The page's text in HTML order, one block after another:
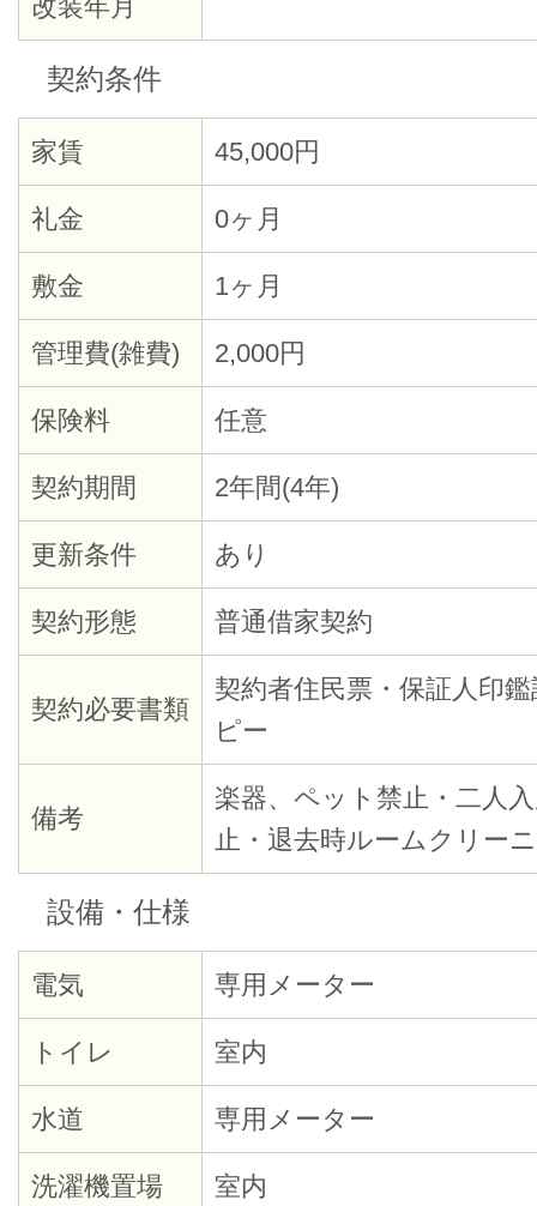
改装年月
契約条件
家賃 45,000円
礼金 0ヶ月
敷金 1ヶ月
管理費(雑費) 2,000円
保険料 任意
契約期間 2年間(4年)
更新条件 あり
契約形態 普通借家契約
契約必要書類
契約者住民票・保証人印
ピー
備考
楽器、ペット禁止・二人
止・退去時ルームクリー
設備・仕様
電気 専用メーター
トイレ 室内
水道 専用メーター
洗濯機置場 室内